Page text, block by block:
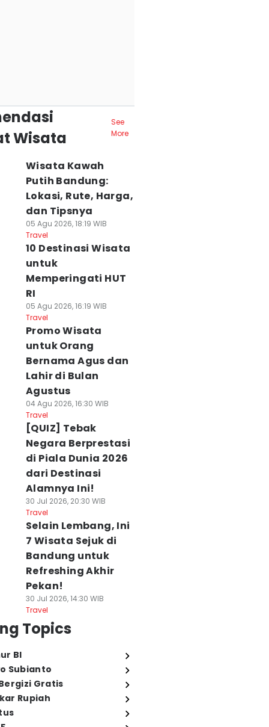
Wisata
See
More
Wisata Kawah
Putih Bandung:
Lokasi, Rute, Harga,
dan Tipsnya
05 Agu 2026, 18:19 WIB
Travel
10 Destinasi Wisata
untuk
Memperingati HUT
RI
05 Agu 2026, 16:19 WIB
Travel
Promo Wisata
untuk Orang
Bernama Agus dan
Lahir di Bulan
Agustus
04 Agu 2026, 16:30 WIB
Travel
[QUIZ] Tebak
Negara Berprestasi
di Piala Dunia 2026
dari Destinasi
Alamnya Ini!
30 Jul 2026, 20:30 WIB
Travel
Selain Lembang, Ini
7 Wisata Sejuk di
Bandung untuk
Refreshing Akhir
Pekan!
30 Jul 2026, 14:30 WIB
Travel
Topics
BI
Subianto
Gratis
Rupiah